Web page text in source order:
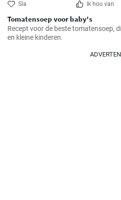
Sla Ik hou van
Tomatensoep voor baby's
Recept voor de beste tomatensoep,
en kleine kinderen.